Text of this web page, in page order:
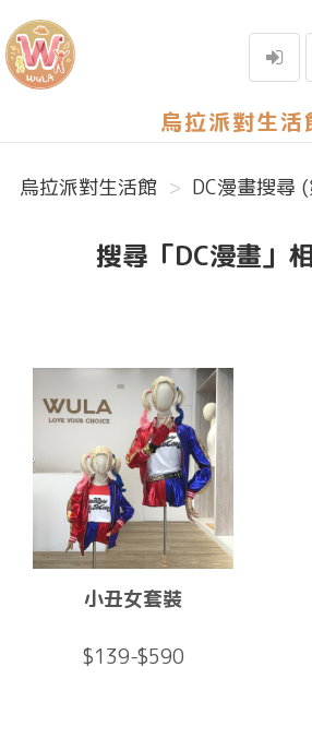
烏拉派對生活館
烏拉派對生活館 DC漫畫搜尋
搜尋「DC漫畫」
小丑女套裝
$139-$590